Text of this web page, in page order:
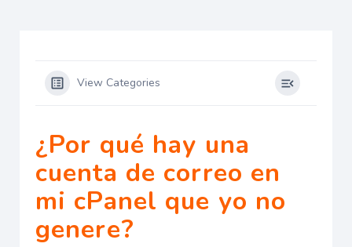
View Categories
¿Por qué hay una
cuenta de correo en
mi cPanel que yo no
genere?